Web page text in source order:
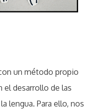
un método propio
el desarrollo de las
lengua. Para ello, nos